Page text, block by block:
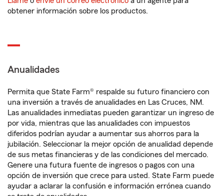
obtener información sobre los productos.
Anualidades
Permita que State Farm® respalde su futuro financiero con
una inversión a través de anualidades en Las Cruces, NM.
Las anualidades inmediatas pueden garantizar un ingreso de
por vida, mientras que las anualidades con impuestos
diferidos podrían ayudar a aumentar sus ahorros para la
jubilación. Seleccionar la mejor opción de anualidad depende
de sus metas financieras y de las condiciones del mercado.
Genere una futura fuente de ingresos o pagos con una
opción de inversión que crece para usted. State Farm puede
ayudar a aclarar la confusión e información errónea cuando